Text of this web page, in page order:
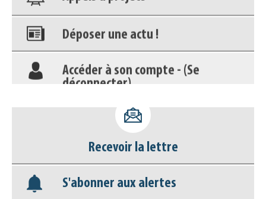
Déposer une actu !
Accéder à son compte - (Se
déconnecter)
Nos veilles Scoop.it
Appels à projets
Recevoir la lettre
S'abonner aux alertes